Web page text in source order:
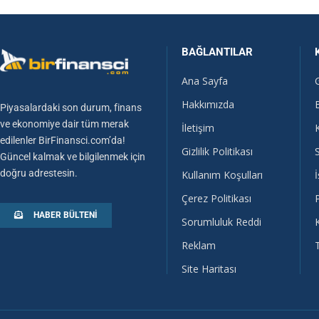
Piyasalardaki son durum, finans
ve ekonomiye dair tüm merak
edilenler BirFinansci.com’da!
Güncel kalmak ve bilgilenmek için
doğru adrestesin.
HABER BÜLTENI
BAĞLANTILAR
Ana Sayfa
Hakkımızda
İletişim
Gizlilik Politikası
Kullanım Koşulları
Çerez Politikası
Sorumluluk Reddi
Reklam
Site Haritası